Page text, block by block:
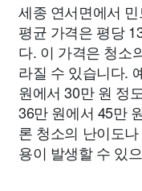
세종 연서면에서
평균 가격은 평당
다. 이 가격은 청소
라질 수 있습니다.
원에서 30만 원 정
36만 원에서 45만
론 청소의 난이도
용이 발생할 수 있